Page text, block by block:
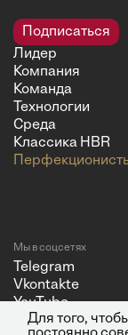
Подписаться
Лидер
Компания
Команда
Технологии
Среда
Классика HBR
Мы в соцсетях
Telegram
Vkontakte
YouTube
Для того,